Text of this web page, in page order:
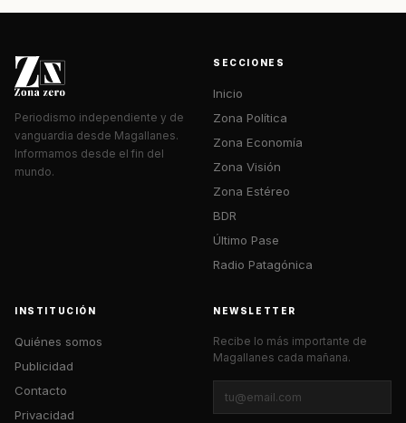
Periodismo independiente y de
vanguardia desde Magallanes.
Informamos desde el fin del
mundo.
SECCIONES
Inicio
Zona Política
Zona Economía
Zona Visión
Zona Estéreo
BDR
Último Pase
Radio Patagónica
INSTITUCIÓN
Quiénes somos
Publicidad
Contacto
Privacidad
NEWSLETTER
Recibe lo más importante de
Magallanes cada mañana.